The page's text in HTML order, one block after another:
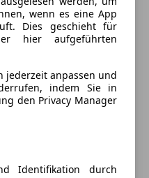
wenn es eine App
Dies geschieht für
hier aufgeführten
jederzeit anpassen und
indem Sie in
den Privacy Manager
Identifikation durch